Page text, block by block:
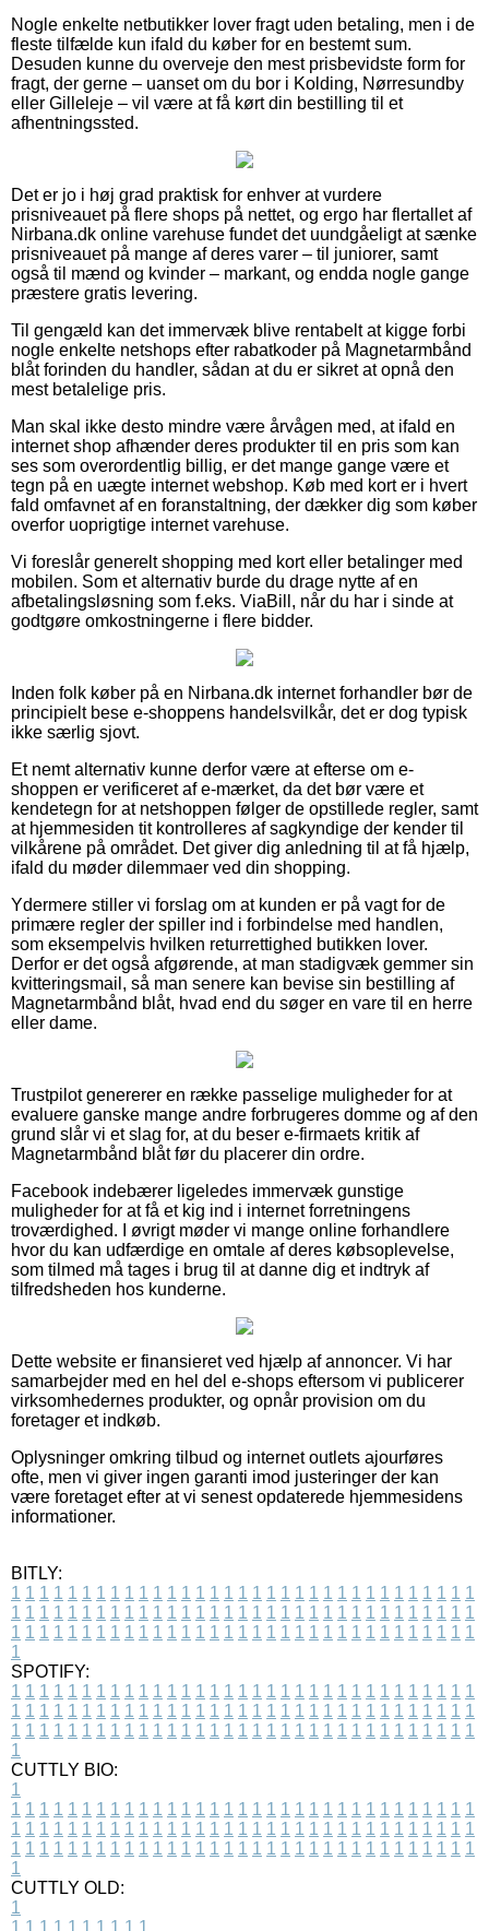
Nogle enkelte netbutikker lover fragt uden betaling, men i de
fleste tilfælde kun ifald du køber for en bestemt sum.
Desuden kunne du overveje den mest prisbevidste form for
fragt, der gerne – uanset om du bor i Kolding, Nørresundby
eller Gilleleje – vil være at få kørt din bestilling til et
afhentningssted.
Det er jo i høj grad praktisk for enhver at vurdere
prisniveauet på flere shops på nettet, og ergo har flertallet af
Nirbana.dk online varehuse fundet det uundgåeligt at sænke
prisniveauet på mange af deres varer – til juniorer, samt
også til mænd og kvinder – markant, og endda nogle gange
præstere gratis levering.
Til gengæld kan det immervæk blive rentabelt at kigge forbi
nogle enkelte netshops efter rabatkoder på Magnetarmbånd
blåt forinden du handler, sådan at du er sikret at opnå den
mest betalelige pris.
Man skal ikke desto mindre være årvågen med, at ifald en
internet shop afhænder deres produkter til en pris som kan
ses som overordentlig billig, er det mange gange være et
tegn på en uægte internet webshop. Køb med kort er i hvert
fald omfavnet af en foranstaltning, der dækker dig som køber
overfor uoprigtige internet varehuse.
Vi foreslår generelt shopping med kort eller betalinger med
mobilen. Som et alternativ burde du drage nytte af en
afbetalingsløsning som f.eks. ViaBill, når du har i sinde at
godtgøre omkostningerne i flere bidder.
Inden folk køber på en Nirbana.dk internet forhandler bør de
principielt bese e-shoppens handelsvilkår, det er dog typisk
ikke særlig sjovt.
Et nemt alternativ kunne derfor være at efterse om e-
shoppen er verificeret af e-mærket, da det bør være et
kendetegn for at netshoppen følger de opstillede regler, samt
at hjemmesiden tit kontrolleres af sagkyndige der kender til
vilkårene på området. Det giver dig anledning til at få hjælp,
ifald du møder dilemmaer ved din shopping.
Ydermere stiller vi forslag om at kunden er på vagt for de
primære regler der spiller ind i forbindelse med handlen,
som eksempelvis hvilken returrettighed butikken lover.
Derfor er det også afgørende, at man stadigvæk gemmer sin
kvitteringsmail, så man senere kan bevise sin bestilling af
Magnetarmbånd blåt, hvad end du søger en vare til en herre
eller dame.
Trustpilot genererer en række passelige muligheder for at
evaluere ganske mange andre forbrugeres domme og af den
grund slår vi et slag for, at du beser e-firmaets kritik af
Magnetarmbånd blåt før du placerer din ordre.
Facebook indebærer ligeledes immervæk gunstige
muligheder for at få et kig ind i internet forretningens
troværdighed. I øvrigt møder vi mange online forhandlere
hvor du kan udfærdige en omtale af deres købsoplevelse,
som tilmed må tages i brug til at danne dig et indtryk af
tilfredsheden hos kunderne.
Dette website er finansieret ved hjælp af annoncer. Vi har
samarbejder med en hel del e-shops eftersom vi publicerer
virksomhedernes produkter, og opnår provision om du
foretager et indkøb.
Oplysninger omkring tilbud og internet outlets ajourføres
ofte, men vi giver ingen garanti imod justeringer der kan
være foretaget efter at vi senest opdaterede hjemmesidens
informationer.
BITLY:
1 1 1 1 1 1 1 1 1 1 1 1 1 1 1 1 1 1 1 1 1 1 1 1 1 1 1 1 1 1 1 1 1
1 1 1 1 1 1 1 1 1 1 1 1 1 1 1 1 1 1 1 1 1 1 1 1 1 1 1 1 1 1 1 1 1
1 1 1 1 1 1 1 1 1 1 1 1 1 1 1 1 1 1 1 1 1 1 1 1 1 1 1 1 1 1 1 1 1
1
SPOTIFY:
1 1 1 1 1 1 1 1 1 1 1 1 1 1 1 1 1 1 1 1 1 1 1 1 1 1 1 1 1 1 1 1 1
1 1 1 1 1 1 1 1 1 1 1 1 1 1 1 1 1 1 1 1 1 1 1 1 1 1 1 1 1 1 1 1 1
1 1 1 1 1 1 1 1 1 1 1 1 1 1 1 1 1 1 1 1 1 1 1 1 1 1 1 1 1 1 1 1 1
1
CUTTLY BIO:
1
1 1 1 1 1 1 1 1 1 1 1 1 1 1 1 1 1 1 1 1 1 1 1 1 1 1 1 1 1 1 1 1 1
1 1 1 1 1 1 1 1 1 1 1 1 1 1 1 1 1 1 1 1 1 1 1 1 1 1 1 1 1 1 1 1 1
1 1 1 1 1 1 1 1 1 1 1 1 1 1 1 1 1 1 1 1 1 1 1 1 1 1 1 1 1 1 1 1 1
1
CUTTLY OLD:
1
1 1 1 1 1 1 1 1 1 1